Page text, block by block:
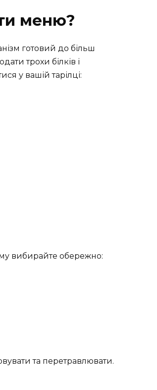
меню?
готовий до більш
трохи білків і
у вашій тарілці:
вибирайте обережно:
та перетравлювати.